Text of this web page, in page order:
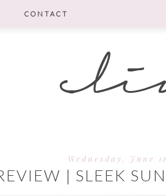
CONTACT
Wednesday, June
| SLEEK